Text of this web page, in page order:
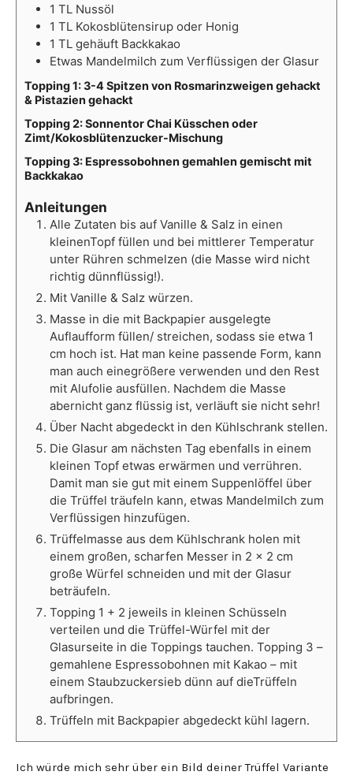
1 TL Nussöl
1 TL Kokosblütensirup oder Honig
1 TL gehäuft Backkakao
Etwas Mandelmilch zum Verflüssigen der Glasur
Topping 1: 3-4 Spitzen von Rosmarinzweigen gehackt
& Pistazien gehackt
Topping 2: Sonnentor Chai Küsschen oder
Zimt/Kokosblütenzucker-Mischung
Topping 3: Espressobohnen gemahlen gemischt mit
Backkakao
Anleitungen
Alle Zutaten bis auf Vanille & Salz in einen
kleinenTopf füllen und bei mittlerer Temperatur
unter Rühren schmelzen (die Masse wird nicht
richtig dünnflüssig!).
Mit Vanille & Salz würzen.
Masse in die mit Backpapier ausgelegte
Auflaufform füllen/ streichen, sodass sie etwa 1
cm hoch ist. Hat man keine passende Form, kann
man auch einegrößere verwenden und den Rest
mit Alufolie ausfüllen. Nachdem die Masse
abernicht ganz flüssig ist, verläuft sie nicht sehr!
Über Nacht abgedeckt in den Kühlschrank stellen.
Die Glasur am nächsten Tag ebenfalls in einem
kleinen Topf etwas erwärmen und verrühren.
Damit man sie gut mit einem Suppenlöffel über
die Trüffel träufeln kann, etwas Mandelmilch zum
Verflüssigen hinzufügen.
Trüffelmasse aus dem Kühlschrank holen mit
einem großen, scharfen Messer in 2 x 2 cm
große Würfel schneiden und mit der Glasur
beträufeln.
Topping 1 + 2 jeweils in kleinen Schüsseln
verteilen und die Trüffel-Würfel mit der
Glasurseite in die Toppings tauchen. Topping 3 –
gemahlene Espressobohnen mit Kakao – mit
einem Staubzuckersieb dünn auf dieTrüffeln
aufbringen.
Trüffeln mit Backpapier abgedeckt kühl lagern.
Ich würde mich sehr über ein Bild deiner Trüffel Variante